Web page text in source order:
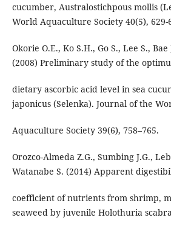
cucumber, Australostichpous mollis
World Aquaculture Society 40(5), 629-
Okorie O.E., Ko S.H., Go S., Lee S., Bae
(2008) Preliminary study of the
dietary ascorbic acid level in sea
japonicus (Selenka). Journal of the
Aquaculture Society 39(6), 758–765.
Orozco-Almeda Z.G., Sumbing J.G.,
Watanabe S. (2014) Apparent
coefficient of nutrients from shrimp,
seaweed by juvenile Holothuria